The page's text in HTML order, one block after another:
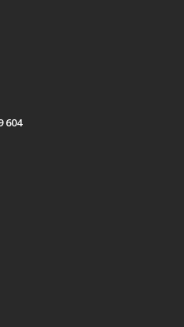
604